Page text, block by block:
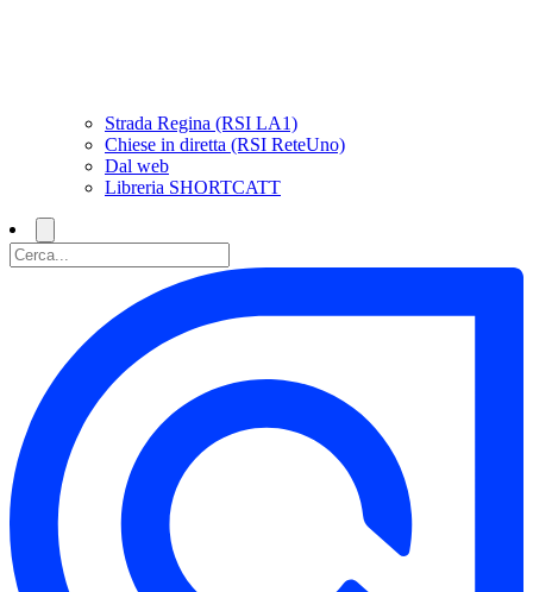
Strada Regina (RSI LA1)
Chiese in diretta (RSI ReteUno)
Dal web
Libreria SHORTCATT